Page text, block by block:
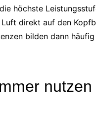
höchste
direkt auf den
bilden dann